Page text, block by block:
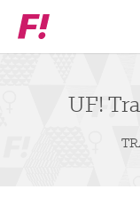
Feministiskt
initiativ
UF!